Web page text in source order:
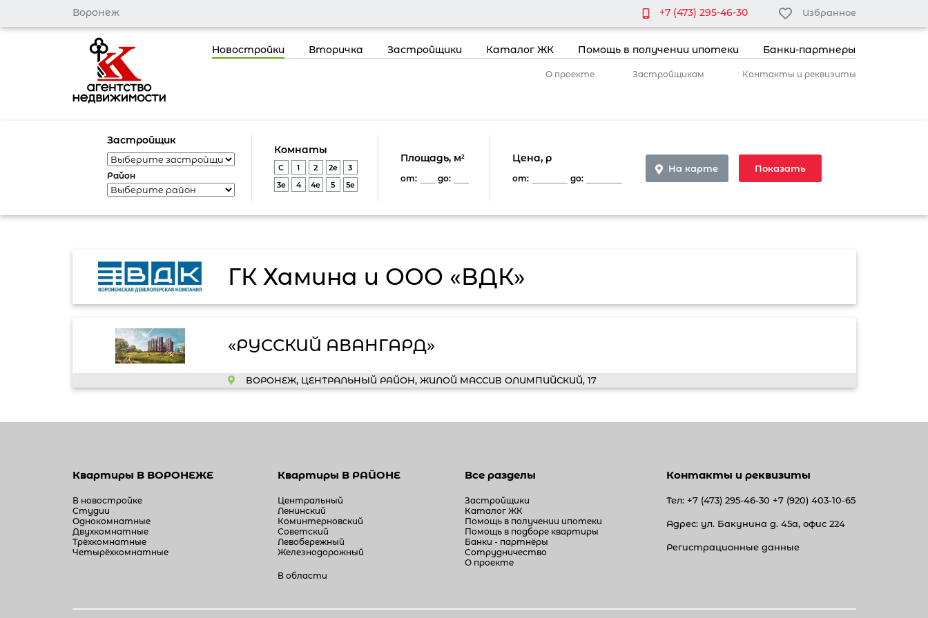
Воронеж +7 (473) 295-46-30 Избранное
Новостройки Вторичка Застройщики Каталог ЖК Помощь в получении ипотеки Банки-партнеры
О проекте Застройщикам Контакты и реквизиты
Застройщик
Район
Комнаты
C 1 2 2e
3
3e
4 4e 5 5e
Площадь, м2
от: до:
Цена, р
от: до:
На карте Показать
ГК Хамина и ООО «ВДК»
«РУССКИЙ АВАНГАРД»
ВОРОНЕЖ, ЦЕНТРАЛЬНЫЙ РАЙОН, ЖИЛОЙ МАССИВ ОЛИМПИЙСКИЙ, 17
Квартиры В ВОРОНЕЖЕ
В новостройке
Студии
Однокомнатные
Двухкомнатные
Трёхкомнатные
Четырёхкомнатные
Квартиры В РАЙОНЕ
Центральный
Ленинский
Коминтерновский
Советский
Левобережный
Железнодорожный
В области
Все разделы
Застройщики
Каталог ЖК
Помощь в получении ипотеки
Помощь в подборе квартиры
Банки - партнёры
Сотрудничество
О проекте
Контакты и реквизиты
Тел:+7 (473) 295-46-30 +7 (920) 403-10-65
Адрес: ул. Бакунина д. 45а, офис 224
Регистрационные данные